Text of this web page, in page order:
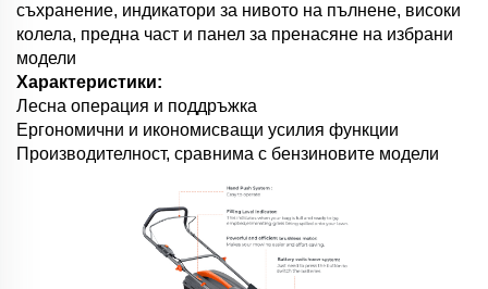
съхранение, индикатори за нивото на пълнене, високи
колела, предна част и панел за пренасяне на избрани
модели
Характеристики:
Лесна операция и поддръжка
Ергономични и икономисващи усилия функции
Производителност, сравнима с бензиновите модели